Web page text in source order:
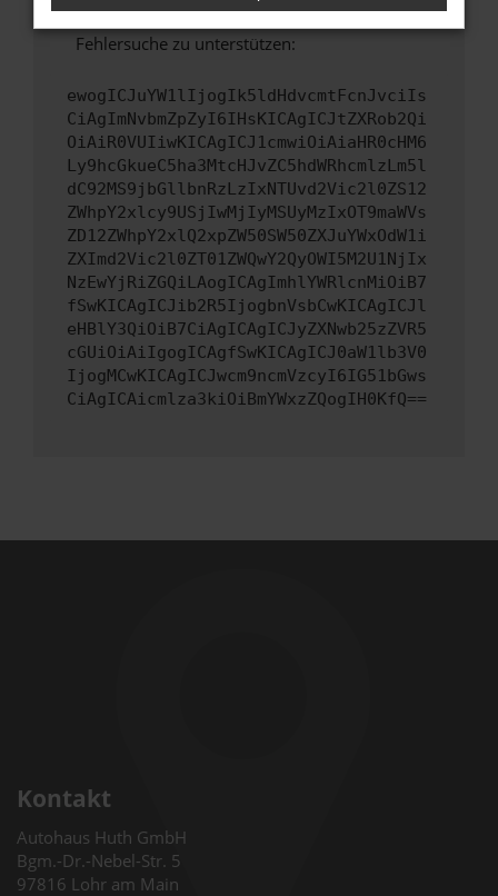
uns diesen Text schicken, um uns bei der
Fehlersuche zu unterstützen:
ewogICJuYW1lIjogIk5ldHdvcmtFcnJvciIs
CiAgImNvbmZpZyI6IHsKICAgICJtZXRob2Qi
OiAiR0VUIiwKICAgICJ1cmwiOiAiaHR0cHM6
Ly9hcGkueC5ha3MtcHJvZC5hdWRhcmlzLm5l
dC92MS9jbGllbnRzLzIxNTUvd2Vic2l0ZS12
ZWhpY2xlcy9USjIwMjIyMSUyMzIxOT9maWVs
ZD12ZWhpY2xlQ2xpZW50SW50ZXJuYWxOdW1i
ZXImd2Vic2l0ZT01ZWQwY2QyOWI5M2U1NjIx
NzEwYjRiZGQiLAogICAgImhlYWRlcnMiOiB7
fSwKICAgICJib2R5IjogbnVsbCwKICAgICJl
eHBlY3QiOiB7CiAgICAgICJyZXNwb25zZVR5
cGUiOiAiIgogICAgfSwKICAgICJ0aW1lb3V0
IjogMCwKICAgICJwcm9ncmVzcyI6IG51bGws
CiAgICAicmlza3kiOiBmYWxzZQogIH0KfQ==
Kontakt
Autohaus Huth GmbH
Bgm.-Dr.-Nebel-Str. 5
97816 Lohr am Main